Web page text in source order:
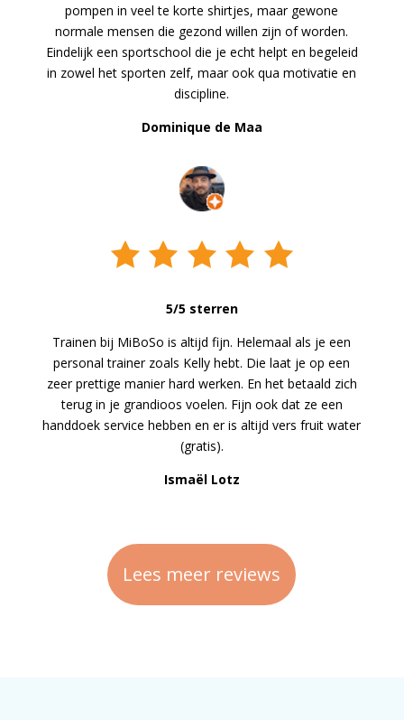
pompen in veel te korte shirtjes, maar gewone
normale mensen die gezond willen zijn of worden.
Eindelijk een sportschool die je echt helpt en begeleid
in zowel het sporten zelf, maar ook qua motivatie en
discipline.
Dominique de Maa
5/5 sterren
Trainen bij MiBoSo is altijd fijn. Helemaal als je een
personal trainer zoals Kelly hebt. Die laat je op een
zeer prettige manier hard werken. En het betaald zich
terug in je grandioos voelen. Fijn ook dat ze een
handdoek service hebben en er is altijd vers fruit water
(gratis).
Ismaël Lotz
Lees meer reviews